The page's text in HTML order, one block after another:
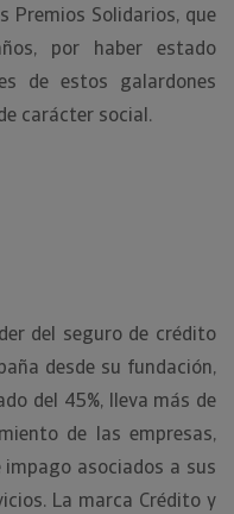
Premios Solidarios, que
por haber estado
de estos galardones
carácter social.
del seguro de crédito
desde su fundación,
del 45%, lleva más de
de las empresas,
asociados a sus
La marca Crédito y